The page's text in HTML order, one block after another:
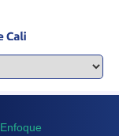
Enfoque